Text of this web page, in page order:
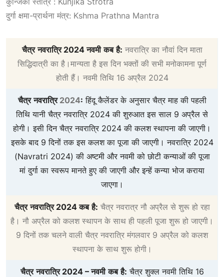
दुर्गा क्षमा-प्रार्थना मंत्र: Kshma Prathna Mantra
चैत्र नवरात्रि2024नवमी कब है: नवरात्रि का नौवां दिन माता
सिद्धिदात्री का है।मान्यता है इस दिन भक्तों की सभी मनोकामना पूर्ण
होती हैं। नवमी तिथि 16 अप्रैल 2024
चैत्र नवरात्रि 2024: हिंदू कैलेंडर के अनुसार चैत्र माह की पहली
तिथि यानी चैत्र नवरात्रि 2024 की शुरुआत इस साल 9 अप्रैल से
होगी। इसी दिन चैत्र नवरात्रि 2024 की कलश स्थापना की जाएगी।
इसके बाद 9 दिनों तक इस कलश का पूजा की जाएगी। नवरात्रि 2024
(Navratri 2024) की अष्टमी और नवमी को छोटी कन्याओं की पूजा
मां दुर्गा का स्वरूप मानते हुए की जाएगी और इन्हें कन्या भोज कराया
जाएगा।
चैत्र नवरात्रि2024कब है: चैत्र नवरात्र नौ अप्रैल से शुरू हो रहा
है। नौ अप्रैल को कलश स्थापन के साथ ही पहली पूजा शुरू हो जाएगी।
9 दिनों तक चलने वाली चैत्र नवरात्रि मंगलवार 9 अप्रैल को कलश
स्थापना के साथ शुरू होगी।
चैत्र नवरात्रि2024 –नवमी कब है: चैत्र शुक्ल नवमी तिथि 16